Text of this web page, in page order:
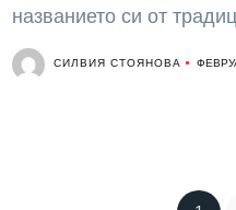
названието си от
СИЛВИЯ СТОЯНОВА